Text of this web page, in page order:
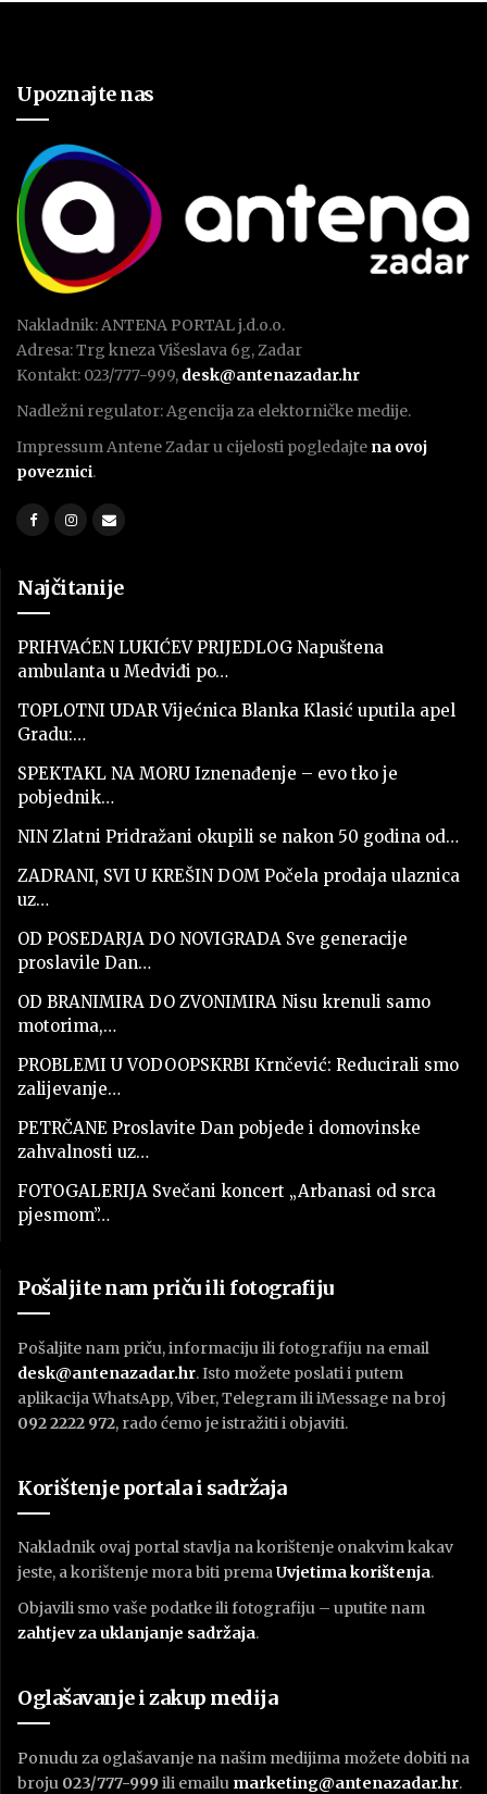
Upoznajte nas
Nakladnik: ANTENA PORTAL j.d.o.o.
Adresa: Trg kneza Višeslava 6g, Zadar
Kontakt: 023/777-999, desk@antenazadar.hr
Nadležni regulator: Agencija za elektorničke medije.
Impressum Antene Zadar u cijelosti pogledajte na ovoj
poveznici.
Najčitanije
PRIHVAĆEN LUKIĆEV PRIJEDLOG Napuštena
ambulanta u Medviđi po…
TOPLOTNI UDAR Vijećnica Blanka Klasić uputila apel
Gradu:…
SPEKTAKL NA MORU Iznenađenje – evo tko je
pobjednik…
NIN Zlatni Pridražani okupili se nakon 50 godina od…
ZADRANI, SVI U KREŠIN DOM Počela prodaja ulaznica
uz…
OD POSEDARJA DO NOVIGRADA Sve generacije
proslavile Dan…
OD BRANIMIRA DO ZVONIMIRA Nisu krenuli samo
motorima,…
PROBLEMI U VODOOPSKRBI Krnčević: Reducirali smo
zalijevanje…
PETRČANE Proslavite Dan pobjede i domovinske
zahvalnosti uz…
FOTOGALERIJA Svečani koncert „Arbanasi od srca
pjesmom”…
Pošaljite nam priču ili fotografiju
Pošaljite nam priču, informaciju ili fotografiju na email
desk@antenazadar.hr. Isto možete poslati i putem
aplikacija WhatsApp, Viber, Telegram ili iMessage na broj
092 2222 972, rado ćemo je istražiti i objaviti.
Korištenje portala i sadržaja
Nakladnik ovaj portal stavlja na korištenje onakvim kakav
jeste, a korištenje mora biti premaUvjetima korištenja.
Objavili smo vaše podatke ili fotografiju – uputite nam
zahtjev za uklanjanje sadržaja.
Oglašavanje i zakup medija
Ponudu za oglašavanje na našim medijima možete dobiti na
broju 023/777-999 ili emailu marketing@antenazadar.hr.